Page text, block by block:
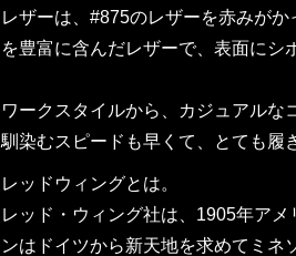
レザーは、#875のレザーを赤みが
を豊富に含んだレザーで、表面にシ
ワークスタイルから、カジュアルな
馴染むスピードも早くて、とても履
レッドウィングとは。
レッド・ウィング社は、1905年ア
ンはドイツから新天地を求めてミネ